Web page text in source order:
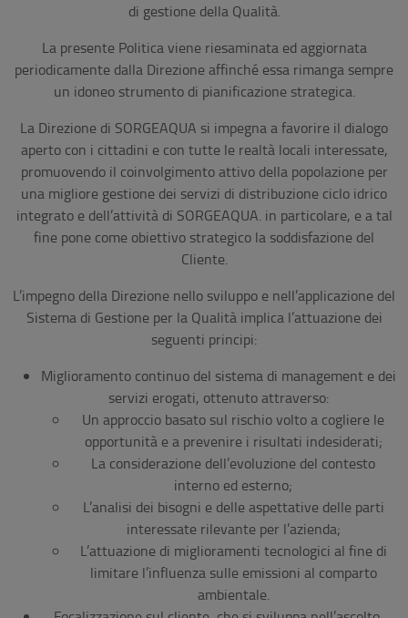
di gestione della Qualità.
La presente Politica viene riesaminata ed aggiornata
periodicamente dalla Direzione affinché essa rimanga sempre
un idoneo strumento di pianificazione strategica.
La Direzione di SORGEAQUA si impegna a favorire il dialogo
aperto con i cittadini e con tutte le realtà locali interessate,
promuovendo il coinvolgimento attivo della popolazione per
una migliore gestione dei servizi di distribuzione ciclo idrico
integrato e dell’attività di SORGEAQUA. in particolare, e a tal
fine pone come obiettivo strategico la soddisfazione del
Cliente.
L’impegno della Direzione nello sviluppo e nell’applicazione del
Sistema di Gestione per la Qualità implica l’attuazione dei
seguenti principi:
Miglioramento continuo del sistema di management e dei
servizi erogati, ottenuto attraverso:
Un approccio basato sul rischio volto a cogliere le
opportunità e a prevenire i risultati indesiderati;
La considerazione dell’evoluzione del contesto
interno ed esterno;
L’analisi dei bisogni e delle aspettative delle parti
interessate rilevante per l’azienda;
L’attuazione di miglioramenti tecnologici al fine di
limitare l’influenza sulle emissioni al comparto
ambientale.